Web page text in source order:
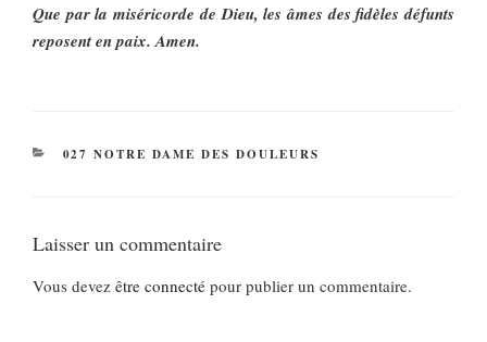
Que par la miséricorde de Dieu, les âmes des fidèles défunts
reposent en paix. Amen.
CATÉGORIES
027 NOTRE DAME DES DOULEURS
Laisser un commentaire
Vous devez être connecté pour publier un commentaire.